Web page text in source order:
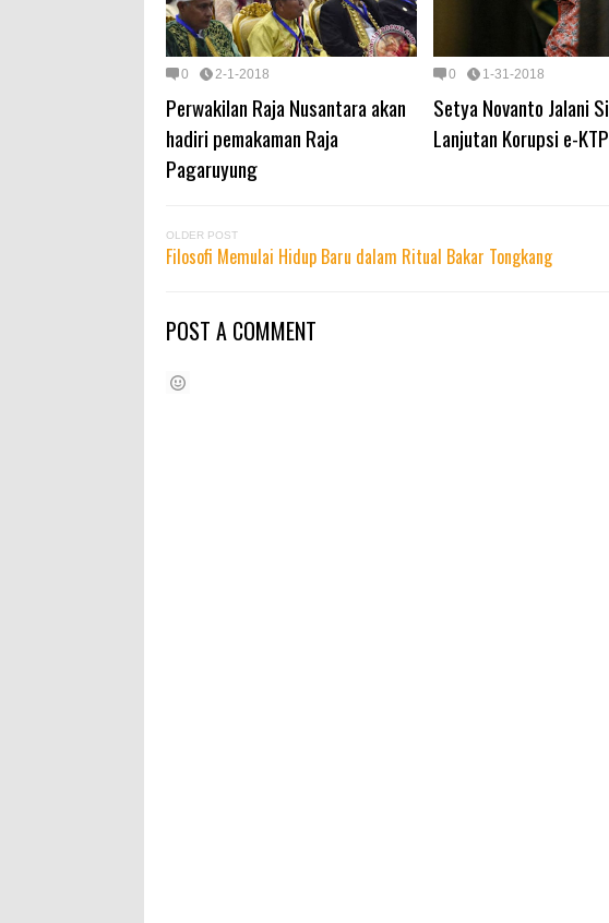
0 2-1-2018
Perwakilan Raja Nusantara akan
hadiri pemakaman Raja
Pagaruyung
0 1-31-2018
Setya Novanto Jalani
Lanjutan Korupsi e-
OLDER POST
Filosofi Memulai Hidup Baru dalam Ritual Bakar Tongkang
POST A COMMENT